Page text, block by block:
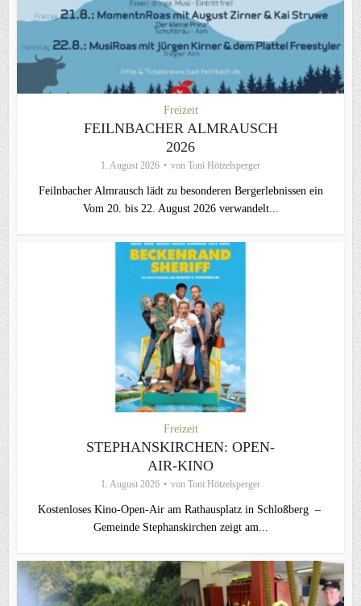
Freizeit
FEILNBACHER ALMRAUSCH
2026
1. August 2026 von Toni Hötzelsperger
Feilnbacher Almrausch lädt zu besonderen Bergerlebnissen ein
Vom 20. bis 22. August 2026 verwandelt...
Freizeit
STEPHANSKIRCHEN: OPEN-
AIR-KINO
1. August 2026 von Toni Hötzelsperger
Kostenloses Kino-Open-Air am Rathausplatz in Schloßberg –
Gemeinde Stephanskirchen zeigt am...